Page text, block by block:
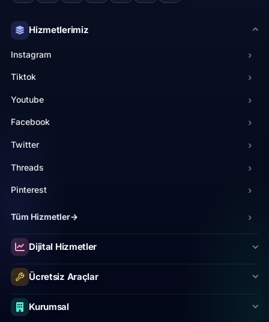
Hizmetlerimiz
Instagram ›
Tiktok ›
Youtube ›
Facebook ›
Twitter ›
Threads ›
Pinterest ›
Spotify ›
Linkedin
Telegram
Discord
Tüm Hizmetler→ ›
Dijital Hizmetler
Ücretsiz Araçlar
Kurumsal